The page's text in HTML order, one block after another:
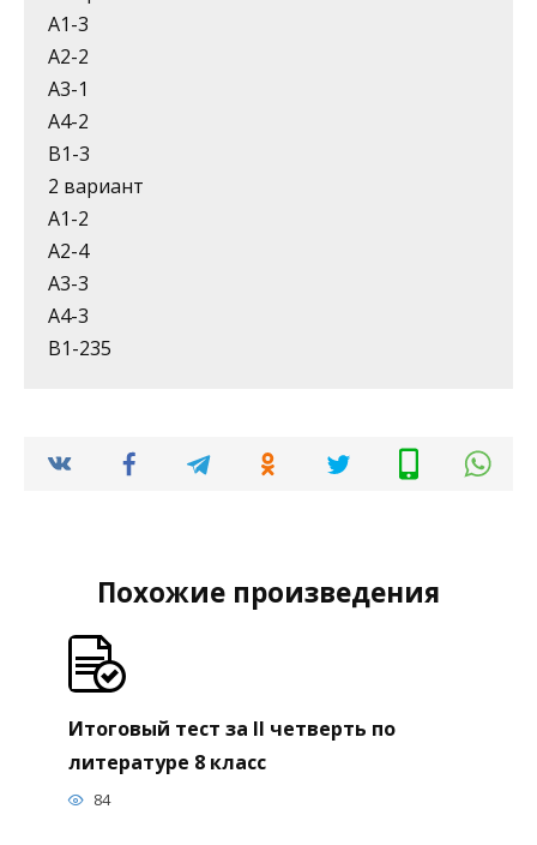
А1-3
А2-2
А3-1
А4-2
В1-3
2 вариант
А1-2
А2-4
А3-3
А4-3
В1-235
Похожие произведения
Итоговый тест за II четверть по
литературе 8 класс
84